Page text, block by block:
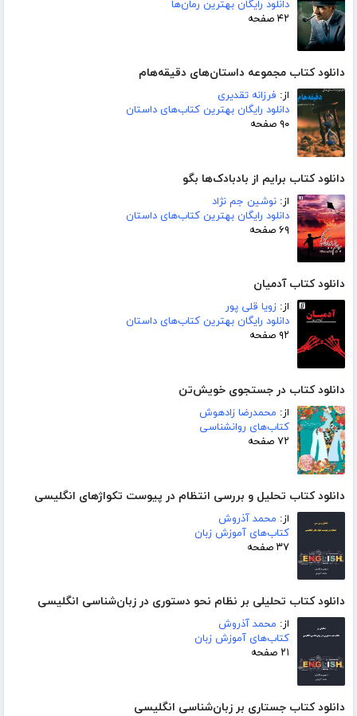
دانلود رایگان بهترین رمان‌ها
۴۲ صفحه
دانلود کتاب مجموعه داستان‌های دقیقه‌هام
از: فرزانه تقدیری
دانلود رایگان بهترین کتاب‌های داستان
۹۰ صفحه
دانلود کتاب برایم از بادبادک‌ها بگو
از: نوشین جم نژاد
دانلود رایگان بهترین کتاب‌های داستان
۶۹ صفحه
دانلود کتاب آدمیان
از: زویا قلی پور
دانلود رایگان بهترین کتاب‌های داستان
۹۲ صفحه
دانلود کتاب در جستجوی خویش‌تن
از: محمدرضا زادهوش
کتاب‌های روانشناسی
۷۲ صفحه
دانلود کتاب تحلیل و بررسی انتظام در پیوست تکواژهای انگلیسی
از: محمد آذروش
کتاب‌های آموزش زبان
۳۷ صفحه
دانلود کتاب تحلیلی بر نظام نحو دستوری در زبان‌شناسی انگلیسی
از: محمد آذروش
کتاب‌های آموزش زبان
۲۱ صفحه
دانلود کتاب جستاری بر زبان‌شناسی انگلیسی